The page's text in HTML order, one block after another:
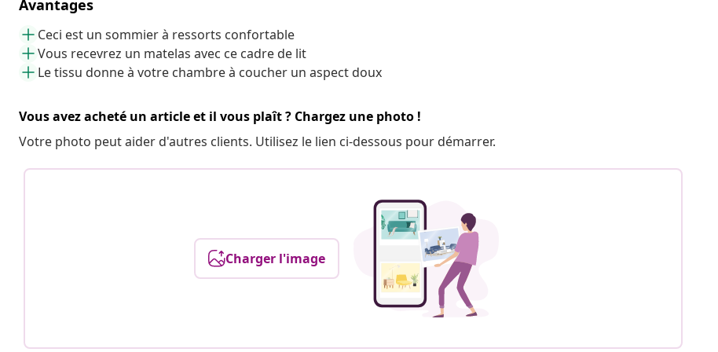
Avantages
Ceci est un sommier à ressorts confortable
Vous recevrez un matelas avec ce cadre de lit
Le tissu donne à votre chambre à coucher un aspect doux
Vous avez acheté un article et il vous plaît ? Chargez une photo !
Votre photo peut aider d'autres clients. Utilisez le lien ci-dessous pour démarrer.
Charger l'image